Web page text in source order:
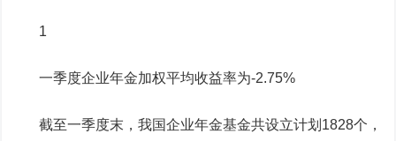
1
一季度企业年金加权平均收益率为-2.75%
截至一季度末，我国企业年金基金共设立计划1828个，